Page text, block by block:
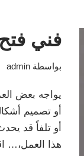
فني
بواسطة admin
يواجه بعض
أو تصميم
أو تلفاً قد
هذا العمل،…